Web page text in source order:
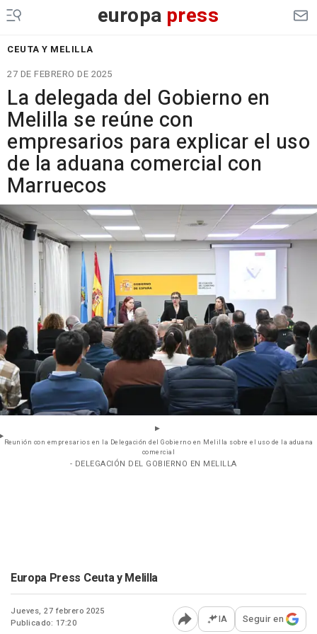
europa press
CEUTA Y MELILLA
27 DE FEBRERO DE 2025
La delegada del Gobierno en
Melilla se reúne con
empresarios para explicar el uso
de la aduana comercial con
Marruecos
Reunión con empresarios en la Delegación del Gobierno en Melilla sobre el uso de la aduana
comercial
- DELEGACIÓN DEL GOBIERNO EN MELILLA
Europa Press Ceuta y Melilla
Jueves, 27 febrero 2025
Publicado: 17:20
Abrir opciones para
IA Seguir en